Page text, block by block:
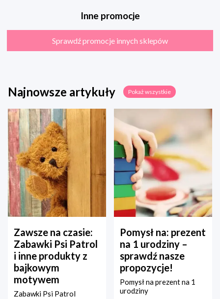
Inne promocje
Sprawdź promocje innych sklepów
Najnowsze artykuły Pokaż wszystkie
Zawsze na czasie:
Zabawki Psi Patrol
i inne produkty z
bajkowym
motywem
Zabawki Psi Patrol
Pomysł na: prezent
na 1 urodziny –
sprawdź nasze
propozycje!
Pomysł na prezent na 1
urodziny